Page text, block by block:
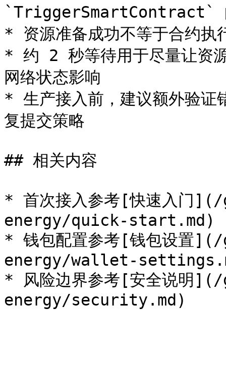
`TriggerSmartContract`
* 资源准备成功不等于合约执
* 约 2 秒等待用于尽量让资
网络状态影响
* 生产接入前，建议额外验证
复提交策略
## 相关内容
* 首次接入参考[快速入
energy/quick-start.md)
* 钱包配置参考[钱包设
energy/wallet-
* 风险边界参考[安全说